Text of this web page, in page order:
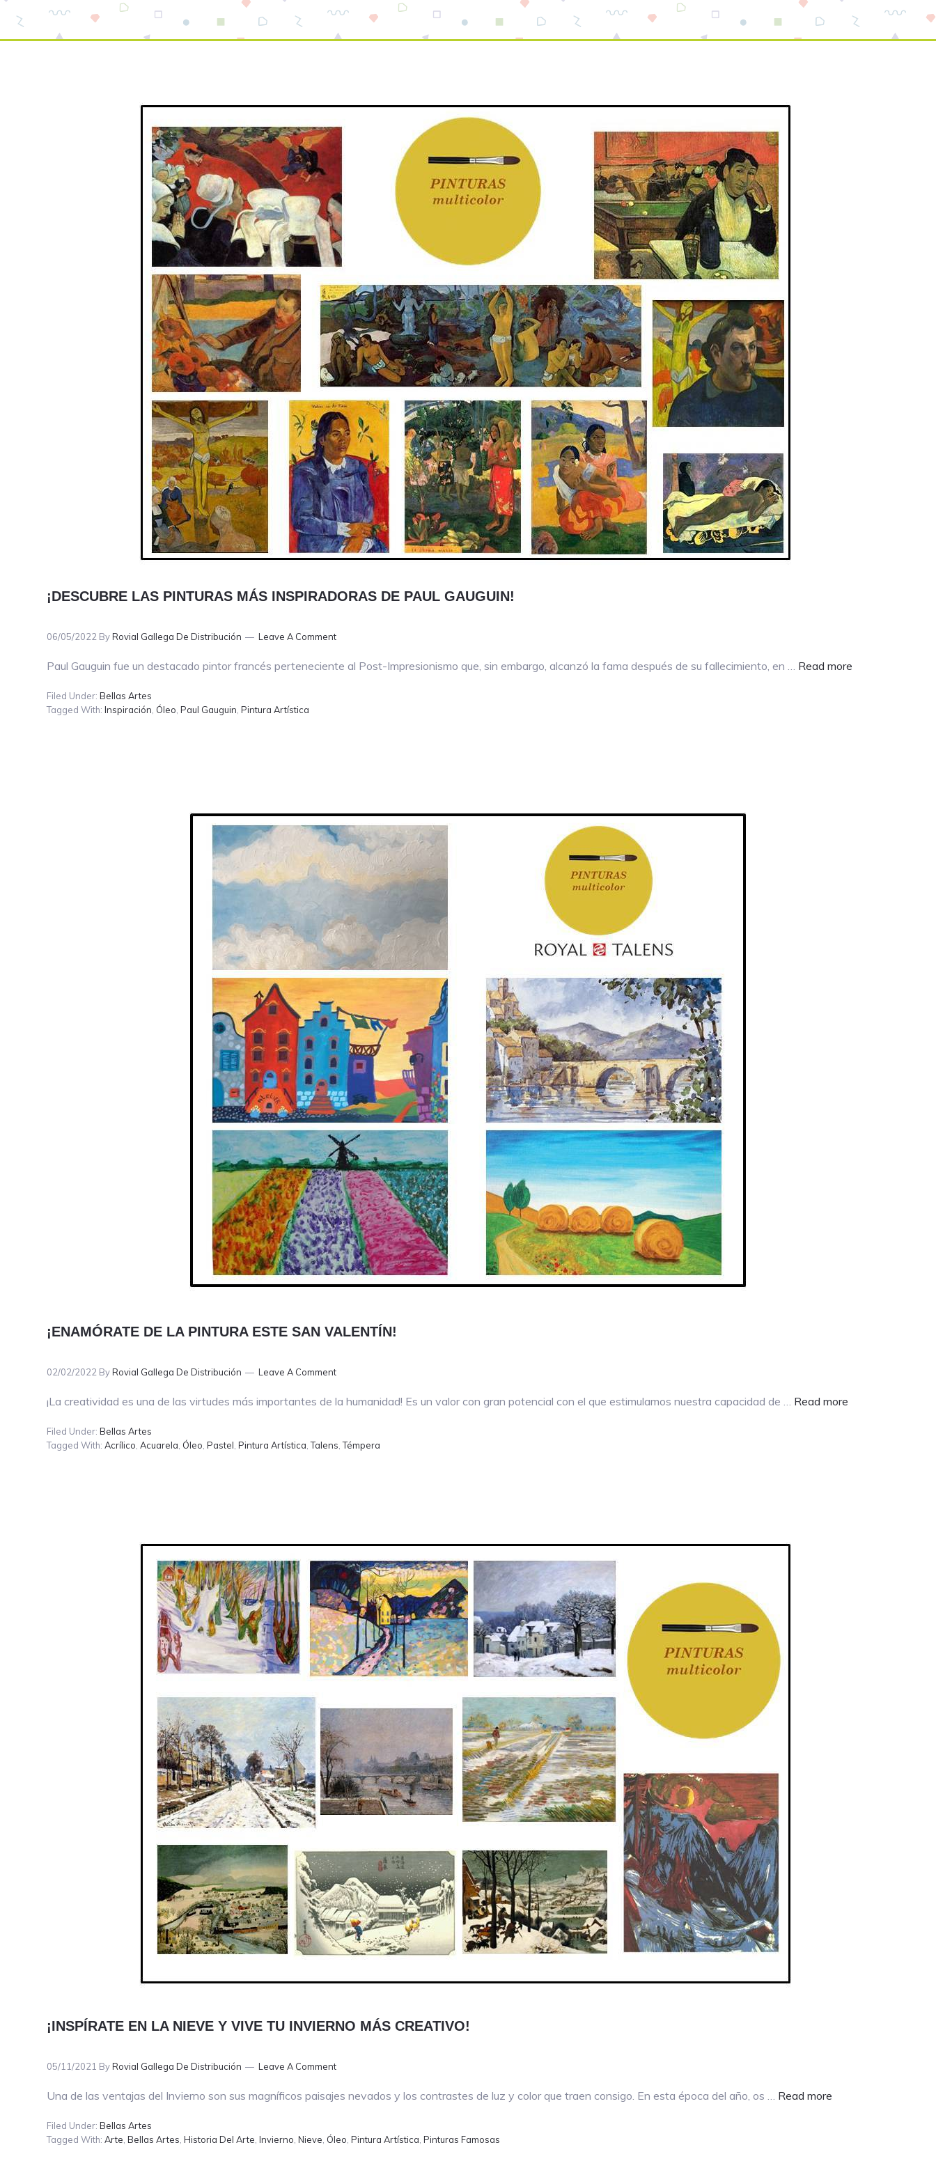
¡DESCUBRE LAS PINTURAS MÁS INSPIRADORAS DE PAUL GAUGUIN!
06/05/2022 ByRovial Gallega De Distribución Leave A Comment
Paul Gauguin fue un destacado pintor francés perteneciente al Post-Impresionismo que, sin embargo, alcanzó la fama después de su fallecimiento, en … Read more
Filed Under:Bellas Artes
Tagged With:Inspiración Óleo ,Paul Gauguin ,Pintura Artística
¡ENAMÓRATE DE LA PINTURA ESTE SAN VALENTÍN!
02/02/2022 ByRovial Gallega De Distribución Leave A Comment
¡La creatividad es una de las virtudes más importantes de la humanidad! Es un valor con gran potencial con el que estimulamos nuestra capacidad de … Read more
Filed Under:Bellas Artes
Tagged With:Acrílico ,Acuarela Óleo ,Pastel ,Pintura Artística ,Talens ,Témpera
¡INSPÍRATE EN LA NIEVE Y VIVE TU INVIERNO MÁS CREATIVO!
05/11/2021 ByRovial Gallega De Distribución Leave A Comment
Una de las ventajas del Invierno son sus magníficos paisajes nevados y los contrastes de luz y color que traen consigo. En esta época del año, os … Read more
Filed Under:Bellas Artes
Tagged With:Arte ,Bellas Artes ,Historia Del Arte ,Invierno ,Nieve Óleo ,Pintura Artística ,Pinturas Famosas